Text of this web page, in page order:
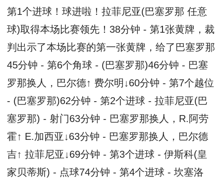
第1个进球！球进啦！拉菲尼亚(巴塞罗那 任意
球)取得本场比赛领先！38分钟 - 第1张黄牌，裁
判出示了本场比赛的第一张黄牌，给了巴塞罗那
45分钟 - 第6个角球 - (巴塞罗那)46分钟 - 巴塞
罗那换人，巴尔德↑ 费尔明↓60分钟 - 第7个越位
- (巴塞罗那)62分钟 - 第2个进球 - 拉菲尼亚(巴
塞罗那) - 射门63分钟 - 巴塞罗那换人，R.阿劳
霍↑ E.加西亚↓63分钟 - 巴塞罗那换人，巴尔德
吉↑ 拉菲尼亚↓69分钟 - 第3个进球 - 伊斯科(皇
家贝蒂斯) - 点球74分钟 - 第4个进球 - 坎塞洛